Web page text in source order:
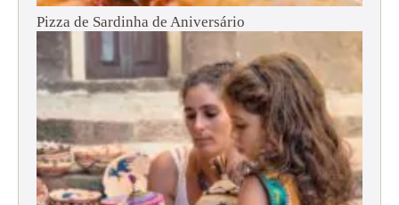
Pizza de Sardinha de Aniversário